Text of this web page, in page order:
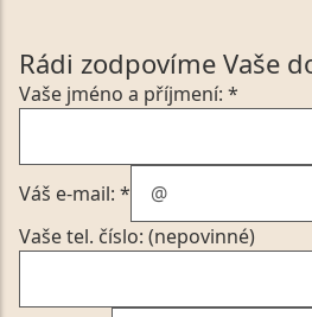
Rádi zodpovíme Vaše
Vaše jméno a příjmení: *
Váš e-mail: *
Vaše tel. číslo: (nepovinné)